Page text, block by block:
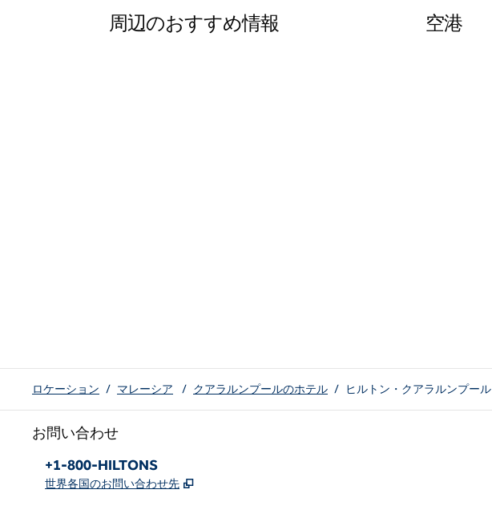
周辺のおすすめ情報 空港
ロケーション / マレーシア / クアラルンプールのホテル / ヒルトン・クアラルンプール
お問い合わせ
電話：
+1-800-HILTONS
世界各国のお問い合わせ先 ,